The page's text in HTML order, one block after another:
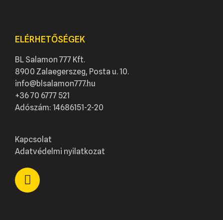
ELÉRHETŐSÉGEK
BL Salamon 777 Kft.
8900 Zalaegerszeg, Posta u. 10.
info@blsalamon777.hu
+36 70 6777 521
Adószám: 14686151-2-20
Kapcsolat
Adatvédelmi nyilatkozat